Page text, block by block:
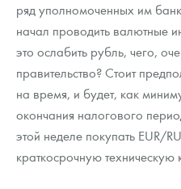
ряд уполномоченных им
начал проводить валютные
это ослабить рубль, чего,
правительство? Стоит
на время, и будет, как
окончания налогового
этой неделе покупать EUR/
краткосрочную техническую